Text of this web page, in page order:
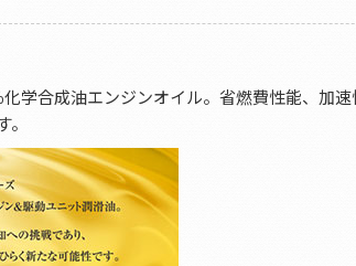
学合成油エンジンオイル。省燃費性能、加速
。